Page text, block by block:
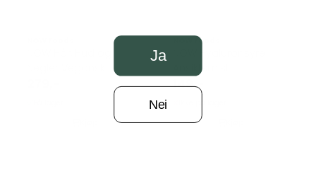
NOW Foods
Ansiktsmist
149,-
Ja
Nei